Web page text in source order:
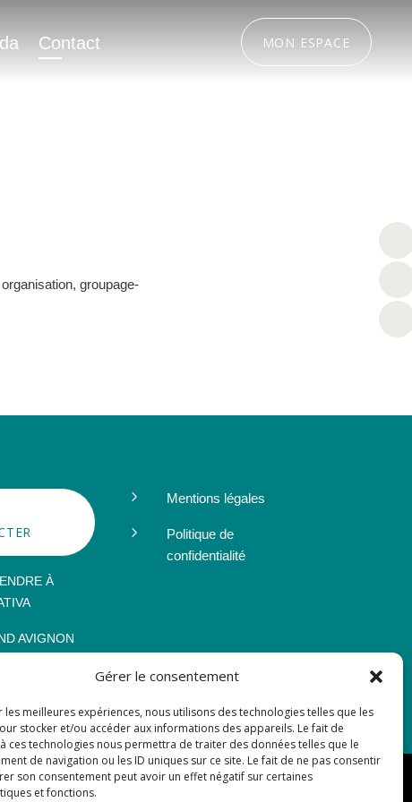
Gérer le consentement
les meilleures expériences, nous utilisons des technologies telles que les
stocker et/ou accéder aux informations des appareils. Le fait de
ces technologies nous permettra de traiter des données telles que le
de navigation ou les ID uniques sur ce site. Le fait de ne pas consentir
son consentement peut avoir un effet négatif sur certaines
et fonctions.
Contact MON ESPACE
groupage-
À
AVIGNON
5 Mentions légales
5
Politique de
confidentialité